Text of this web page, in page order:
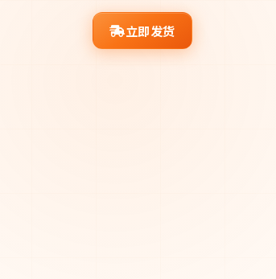
立即发货